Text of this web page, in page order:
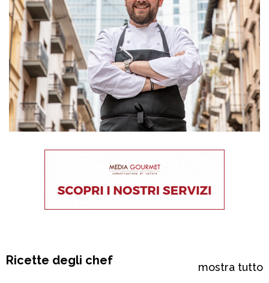
Ricette degli chef mostra tutto